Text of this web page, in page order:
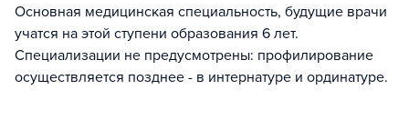
Основная медицинская специальность, будущие врачи
учатся на этой ступени образования 6 лет.
Специализации не предусмотрены: профилирование
осуществляется позднее - в интернатуре и ординатуре.